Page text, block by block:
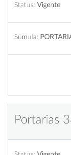
Status: Vigente
Súmula:
Portarias